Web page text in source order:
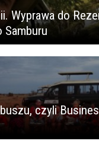
Wyprawa do
Samburu
czyli